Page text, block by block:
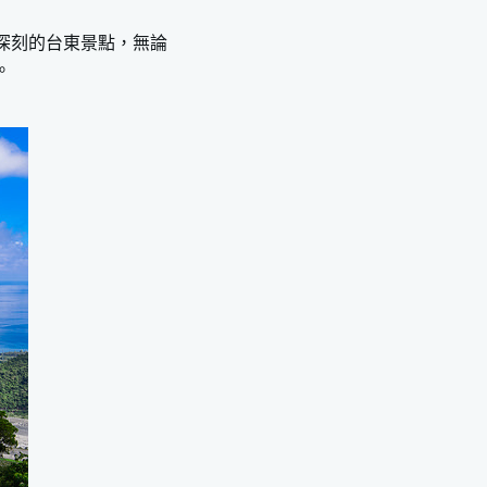
刻的台東景點，無論